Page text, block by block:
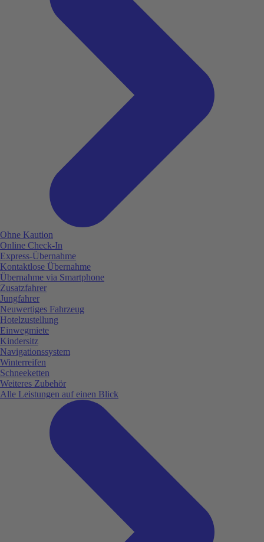
Ohne Kaution
Online Check-In
Express-Übernahme
Kontaktlose Übernahme
Übernahme via Smartphone
Zusatzfahrer
Jungfahrer
Neuwertiges Fahrzeug
Hotelzustellung
Einwegmiete
Kindersitz
Navigationssystem
Winterreifen
Schneeketten
Weiteres Zubehör
Alle Leistungen auf einen Blick